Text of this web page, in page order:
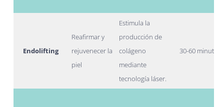
Endolifting
Reafirmar y
rejuvenecer la
piel
Estimula la
producción de
colágeno
mediante
tecnología láser.
30-60 minutos